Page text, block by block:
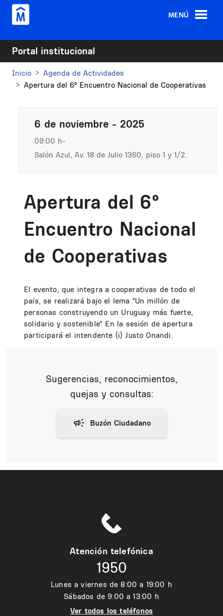
Pasar al contenido principal
MENÚ
Portal institucional
Inicio
Agenda de Actividades
Apertura del 6° Encuentro Nacional de Cooperativas
6 de noviembre - 2025
09:00 h
Salón Azul, Av. 18 de Julio 1360, piso 1 y 1/2.
Apertura del 6°
Encuentro Nacional
de Cooperativas
El evento, que integra a cooperativas de todo el
país, se realizará bajo el lema "Un millón de
personas construyendo un Uruguay más fuerte,
solidario y sostenible". En la sesión de apertura
participará el intendente (i) Justo Onandi.
Sugerencias, reconocimientos,
quejas y consultas:
Atención telefónica
1950
Lunes a viernes de 8:00 a 19:00 h
Sábados de 9:00 a 13:00 h
Ver todos los teléfonos